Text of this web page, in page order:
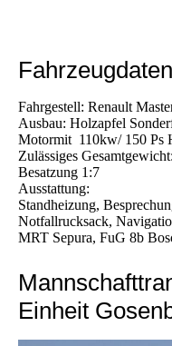
Fahrzeugdaten
Fahrgestell: Renault
Ausbau: Holzapfel
Motormit 110kw/ 150 Ps
Zulässiges
Besatzung 1:7
Ausstattung:
Standheizung,
Notfallrucksack,
MRT Sepura, FuG 8b
Einheit